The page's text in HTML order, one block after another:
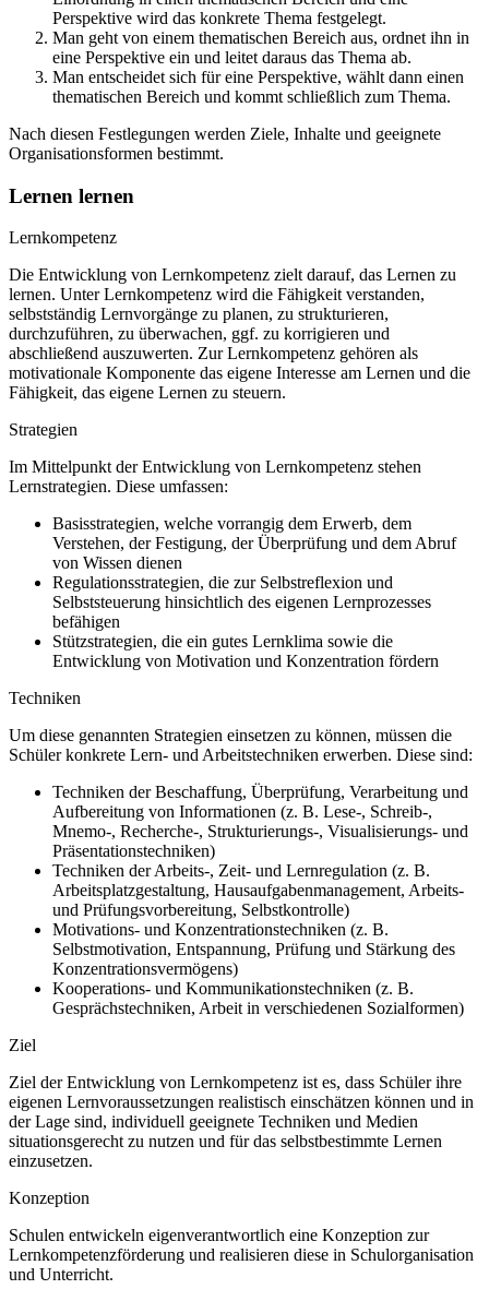
Perspektive wird das konkrete Thema festgelegt.
Man geht von einem thematischen Bereich aus, ordnet ihn in
eine Perspektive ein und leitet daraus das Thema ab.
Man entscheidet sich für eine Perspektive, wählt dann einen
thematischen Bereich und kommt schließlich zum Thema.
Nach diesen Festlegungen werden Ziele, Inhalte und geeignete
Organisationsformen bestimmt.
Lernen lernen
Lernkompetenz
Die Entwicklung von Lernkompetenz zielt darauf, das Lernen zu
lernen. Unter Lernkompetenz wird die Fähigkeit verstanden,
selbstständig Lernvorgänge zu planen, zu strukturieren,
durchzuführen, zu überwachen, ggf. zu korrigieren und
abschließend auszuwerten. Zur Lernkompetenz gehören als
motivationale Komponente das eigene Interesse am Lernen und die
Fähigkeit, das eigene Lernen zu steuern.
Strategien
Im Mittelpunkt der Entwicklung von Lernkompetenz stehen
Lernstrategien. Diese umfassen:
Basisstrategien, welche vorrangig dem Erwerb, dem
Verstehen, der Festigung, der Überprüfung und dem Abruf
von Wissen dienen
Regulationsstrategien, die zur Selbstreflexion und
Selbststeuerung hinsichtlich des eigenen Lernprozesses
befähigen
Stützstrategien, die ein gutes Lernklima sowie die
Entwicklung von Motivation und Konzentration fördern
Techniken
Um diese genannten Strategien einsetzen zu können, müssen die
Schüler konkrete Lern- und Arbeitstechniken erwerben. Diese sind:
Techniken der Beschaffung, Überprüfung, Verarbeitung und
Aufbereitung von Informationen (z. B. Lese-, Schreib-,
Mnemo-, Recherche-, Strukturierungs-, Visualisierungs- und
Präsentationstechniken)
Techniken der Arbeits-, Zeit- und Lernregulation (z. B.
Arbeitsplatzgestaltung, Hausaufgabenmanagement, Arbeits-
und Prüfungsvorbereitung, Selbstkontrolle)
Motivations- und Konzentrationstechniken (z. B.
Selbstmotivation, Entspannung, Prüfung und Stärkung des
Konzentrationsvermögens)
Kooperations- und Kommunikationstechniken (z. B.
Gesprächstechniken, Arbeit in verschiedenen Sozialformen)
Ziel
Ziel der Entwicklung von Lernkompetenz ist es, dass Schüler ihre
eigenen Lernvoraussetzungen realistisch einschätzen können und in
der Lage sind, individuell geeignete Techniken und Medien
situationsgerecht zu nutzen und für das selbstbestimmte Lernen
einzusetzen.
Konzeption
Schulen entwickeln eigenverantwortlich eine Konzeption zur
Lernkompetenzförderung und realisieren diese in Schulorganisation
und Unterricht.